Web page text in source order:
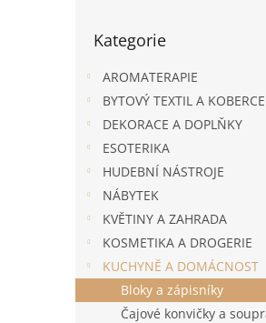
kategorie
Kategorie
AROMATERAPIE
BYTOVÝ TEXTIL A KOBERCE
DEKORACE A DOPLŇKY
ESOTERIKA
HUDEBNÍ NÁSTROJE
NÁBYTEK
KVĚTINY A ZAHRADA
KOSMETIKA A DROGERIE
KUCHYNĚ A DOMÁCNOST
Bloky a zápisníky
Čajové konvičky a